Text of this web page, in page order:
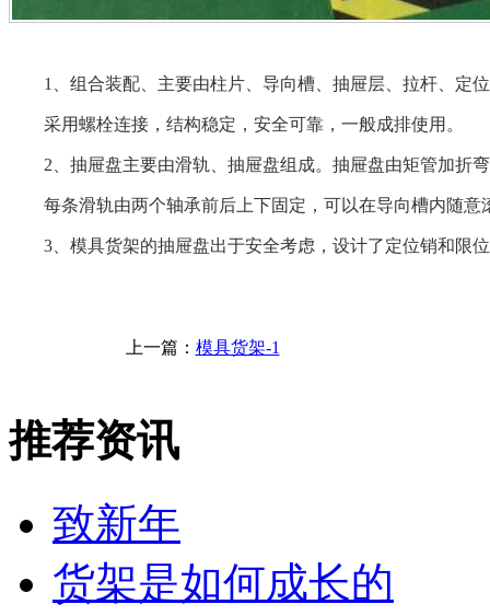
1、组合装配、主要由柱片、导向槽、抽屉层、拉杆、定
采用螺栓连接，结构稳定，安全可靠，一般成排使用。
2、抽屉盘主要由滑轨、抽屉盘组成。抽屉盘由矩管加折
每条滑轨由两个轴承前后上下固定，可以在导向槽内随
3、模具货架的抽屉盘出于安全考虑，设计了定位销和限
上一篇： 模具货架-1
推荐资讯
致新年
货架是如何成长的